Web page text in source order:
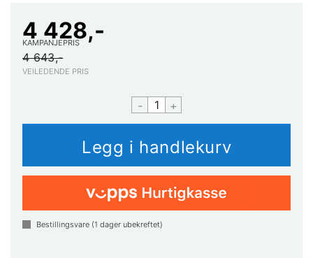
4 428,-
KAMPANJEPRIS
4 643,-
VEILEDENDE PRIS
- +
Bestillingsvare (1 dager ubekreftet)